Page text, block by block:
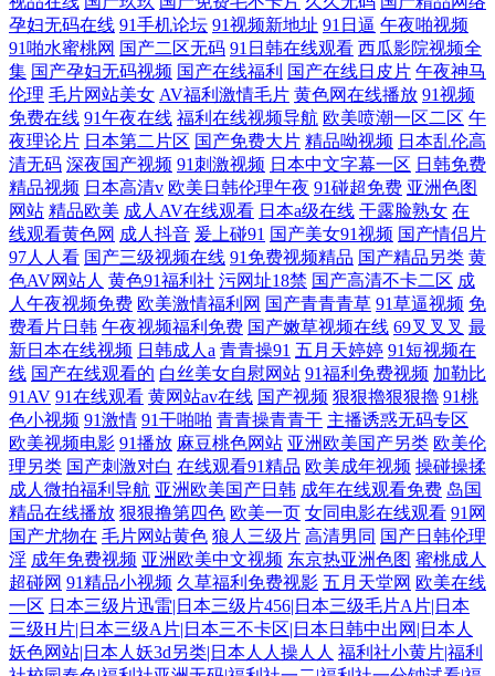
孕妇无码在线 91手机论坛 91视频新地址 91日逼 午夜啪视频
91啪水蜜桃网 国产二区无码 91日韩在线观看 西瓜影院视频全
集 国产孕妇无码视频 国产在线福利 国产在线日皮片 午夜神马
伦理 毛片网站美女 AV福利激情毛片 黄色网在线播放 91视频
免费在线 91午夜在线 福利在线视频导航 欧美喷潮一区二区 午
夜理论片 日本第二片区 国产免费大片 精品呦视频 日本乱伦高
清无码 深夜国产视频 91刺激视频 日本中文字幕一区 日韩免费
精品视频 日本高清v 欧美日韩伦理午夜 91碰超免费 亚洲色图
网站 精品欧美 成人AV在线观看 日本a级在线 干露脸熟女 在
线观看黄色网 成人抖音 爰上碰91 国产美女91视频 国产情侣片
97人人看 国产三级视频在线 91免费视频精品 国产精品另类 黄
色AV网站人 黄色91福利社 污网址18禁 国产高清不卡二区 成
人午夜视频免费 欧美激情福利网 国产青青青草 91草逼视频 免
费看片日韩 午夜视频福利免费 国产嫩草视频在线 69叉叉叉 最
新日本在线视频 日韩成人a 青青操91 五月天婷婷 91短视频在
线 国产在线观看的 白丝美女自慰网站 91福利免费视频 加勒比
91AV 91在线观看 黄网站av在线 国产视频 狠狠擼狠狠擼 91桃
色小视频 91激情 91干啪啪 青青操青青干 主播诱惑无码专区
欧美视频电影 91播放 麻豆桃色网站 亚洲欧美国产另类 欧美伦
理另类 国产刺激对白 在线观看91精品 欧美成年视频 操碰操揉
成人微拍福利导航 亚洲欧美国产日韩 成年在线观看免费 岛国
精品在线播放 狠狠撸第四色 欧美一页 女同电影在线观看 91网
国产尤物在 毛片网站黄色 狼人三级片 高清男同 国产日韩伦理
淫 成年免费视频 亚洲欧美中文视频 东京热亚洲色图 蜜桃成人
超碰网 91精品小视频 久草福利免费视影 五月天堂网 欧美在线
一区 日本三级片迅雷|日本三级片456|日本三级毛片A片|日本
三级H片|日本三级A片|日本三不卡区|日本日韩中出网|日本人
妖色网站|日本人妖3d另类|日本人人操人人 福利社小黄片|福利